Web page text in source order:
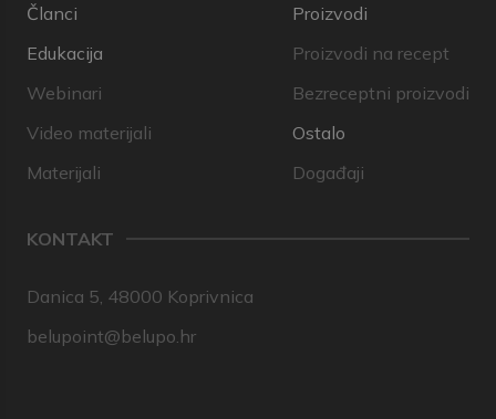
Članci
Edukacija
Webinari
Video materijali
Materijali
Proizvodi
Proizvodi na recept
Bezreceptni proizvodi
Ostalo
Događaji
KONTAKT
Danica 5, 48000 Koprivnica
belupoint@belupo.hr